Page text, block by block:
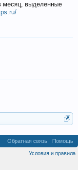
месяц, выделенные
Обратная связь Помощь
Условия и правила